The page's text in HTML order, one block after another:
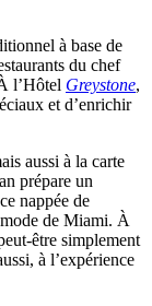
à base de
du chef
l’Hôtel Greystone,
et d’enrichir
aussi à la carte
prépare un
nappée de
de Miami. À
être simplement
à l’expérience